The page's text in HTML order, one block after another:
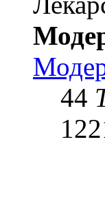
44